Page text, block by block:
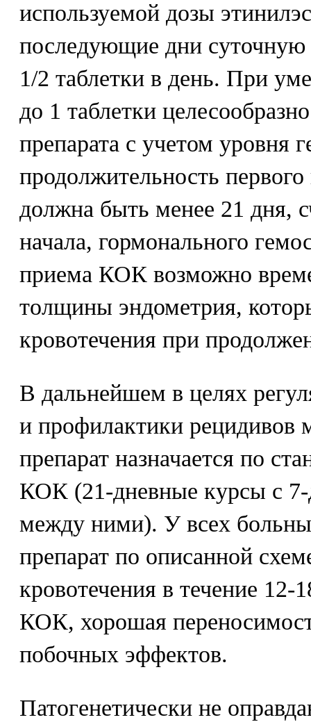
используемой дозы
последующие дни
1/2 таблетки в день. При
до 1 таблетки
препарата с учетом уровня
продолжительность
должна быть менее 21 дня,
начала, гормонального
приема КОК возможно
толщины эндометрия,
кровотечения при
В дальнейшем в целях
и профилактики рецидивов
препарат назначается по
КОК (21-дневные курсы с
между ними). У всех
препарат по описанной
кровотечения в течение 12-
КОК, хорошая
побочных эффектов.
Патогенетически не